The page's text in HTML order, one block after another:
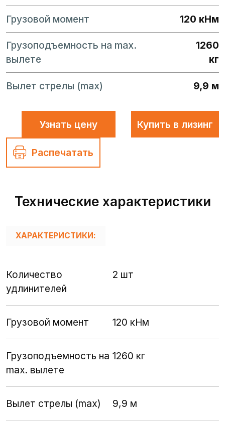
Грузовой момент 120 кНм
Грузоподъемность на max.
вылете
1260
кг
Вылет стрелы (max) 9,9 м
Узнать цену Купить в лизинг
Распечатать
Технические характеристики
ХАРАКТЕРИСТИКИ:
Количество
удлинителей
2 шт
Грузовой момент 120 кНм
Грузоподъемность на
max. вылете
1260 кг
Вылет стрелы (max) 9,9 м